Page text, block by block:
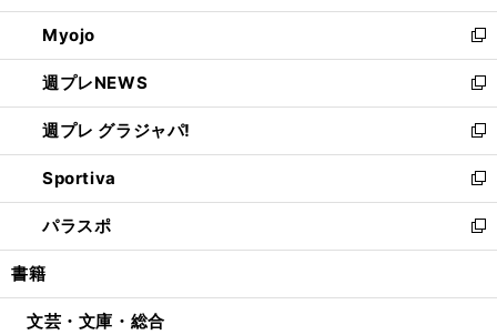
開
く
ウ
で
開
く
ン
ド
ウ
で
開
く
ウ
ィ
ン
ド
ウ
で
開
く
Myojo
新
し
い
ウ
ィ
ン
ド
ウ
で
開
週プレNEWS
新
し
い
ウ
ィ
ン
ド
ウ
開
週プレ グラジャパ!
新
し
い
ウ
ィ
ン
ウ
Sportiva
新
し
い
ウ
ン
パラスポ
新
し
ウ
書籍
文芸・文庫・総合